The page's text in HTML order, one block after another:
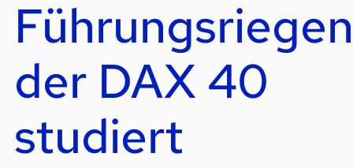
Führungsriegen
der DAX 40
studiert